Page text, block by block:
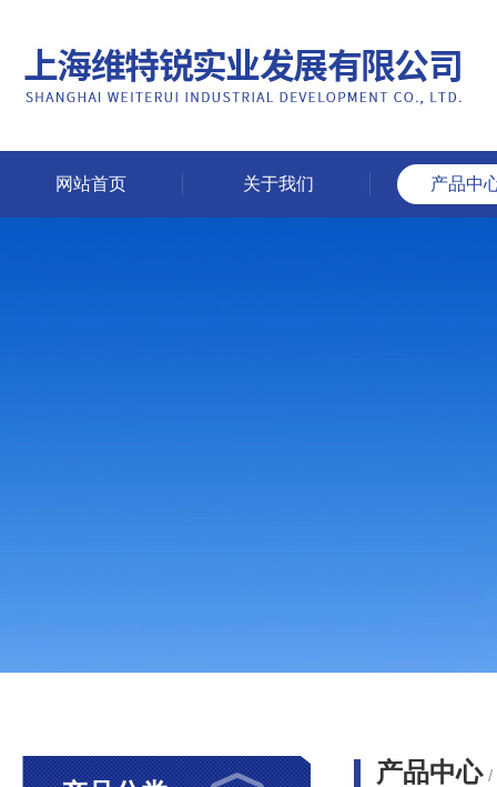
网站首页 关于我们 产品中
产品中心 /